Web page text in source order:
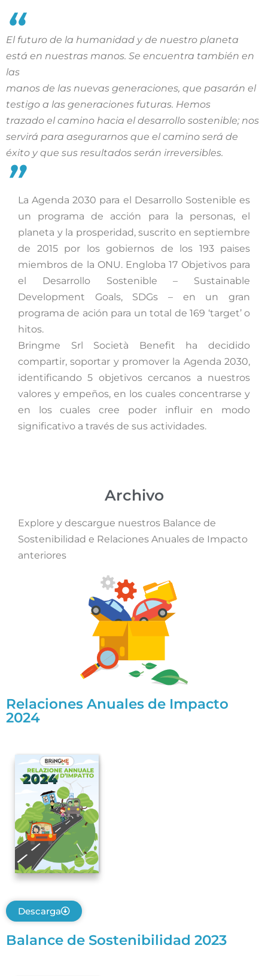
“
El futuro de la humanidad y de nuestro planeta
está en nuestras manos. Se encuentra también en
las
manos de las nuevas generaciones, que pasarán el
testigo a las generaciones futuras. Hemos
trazado el camino hacia el desarrollo sostenible; nos
servirá para asegurarnos que el camino será de
éxito y que sus resultados serán irreversibles.
”La Agenda 2030 para el Desarrollo Sostenible es
un programa de acción para la personas, el
planeta y la prosperidad, suscrito en septiembre
de 2015 por los gobiernos de los 193 paises
miembros de la ONU. Engloba 17 Objetivos para
el Desarrollo Sostenible – Sustainable
Development Goals, SDGs – en un gran
programa de ación para un total de 169 ‘target’ o
hitos.
Bringme Srl Società Benefit ha decidido
compartir, soportar y promover la Agenda 2030,
identificando 5 objetivos cercanos a nuestros
valores y empeños, en los cuales concentrarse y
en los cuales cree poder influir en modo
significativo a través de sus actividades.
Archivo
Explore y descargue nuestros Balance de
Sostenibilidad e Relaciones Anuales de Impacto
anteriores
Relaciones Anuales de Impacto
2024
Descarga
Balance de Sostenibilidad 2023